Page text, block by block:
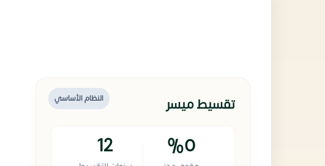
النظام الأساسي تقسيط ميسر
%0
12